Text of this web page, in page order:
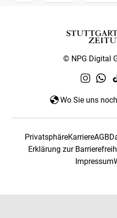
© NPG Digital
Wo Sie uns
PrivatsphäreKarriereAGB
Erklärung zur
Impressum